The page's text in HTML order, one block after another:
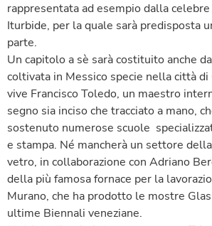
rappresentata ad esempio dalla
Iturbide, per la quale sarà predisposta
parte.
Un capitolo a sè sarà costituito anche
coltivata in Messico specie nella città di
vive Francisco Toledo, un maestro
segno sia inciso che tracciato a mano,
sostenuto numerose scuole
e stampa. Né mancherà un settore
vetro, in collaborazione con Adriano
della più famosa fornace per la
Murano, che ha prodotto le mostre
ultime Biennali veneziane.